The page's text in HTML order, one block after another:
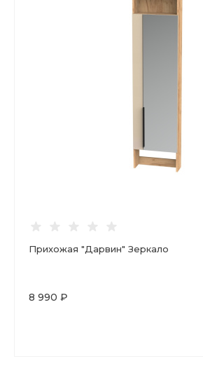
Прихожая "Дарвин" Зеркало
8 990 ₽